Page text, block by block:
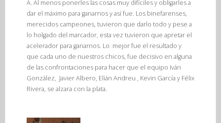
A. Al menos ponerles las cosas muy difíciles y obligarles a
dar el máximo para ganarnos y así fue. Los binefarenses,
merecidos campeones, tuvieron que darlo todo y pese a
lo holgado del marcador, esta vez tuvieron que apretar el
acelerador para ganarnos. Lo mejor fue el resultado y
que cada uno de nuestros chicos, fue decisivo en alguna
de las confrontaciones para hacer que el equipo Iván
González, Javier Albero, Elián Andreu , Kevin García y Félix
Rivera, se alzara con la plata.